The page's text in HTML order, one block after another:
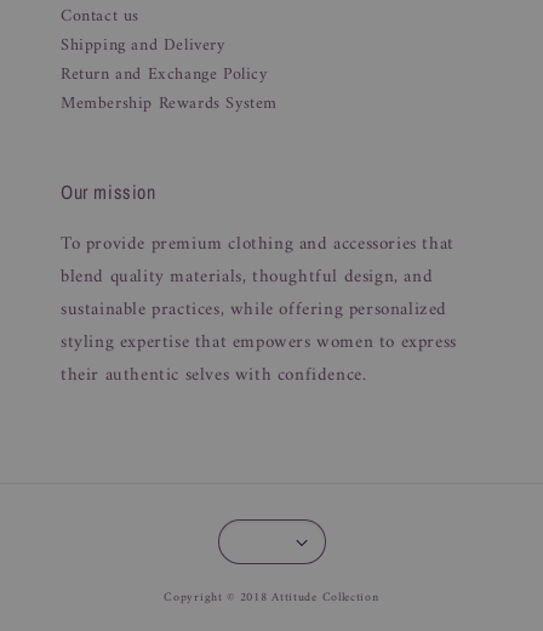
Contact us
Shipping and Delivery
Return and Exchange Policy
Membership Rewards System
Our mission
To provide premium clothing and accessories that
blend quality materials, thoughtful design, and
sustainable practices, while offering personalized
styling expertise that empowers women to express
their authentic selves with confidence.
Copyright © 2018 Attitude Collection